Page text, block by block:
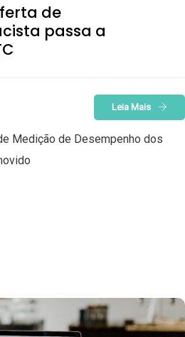
de
passa a
Leia Mais
Medição de Desempenho dos